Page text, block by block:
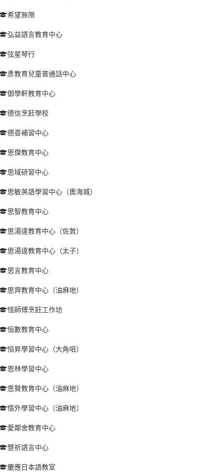
希望無限
弘益語言教育中心
弦星琴行
彥教育兒童普通話中心
御學軒教育中心
德信烹飪學校
德善補習中心
思傑教育中心
思域研習中心
思敏英語學習中心（奧海城）
思智教育中心
思湯達教育中心（佐敦）
思湯達教育中心（太子）
思言教育中心
思齊教育中心（油麻地）
怪師傅烹飪工作坊
恒數教育中心
恒昇學習中心（大角咀）
恩林學習中心
恩賢教育中心（油麻地）
悟外學習中心（油麻地）
愛鄰舍教育中心
慧祈語言中心
慶應日本語教室